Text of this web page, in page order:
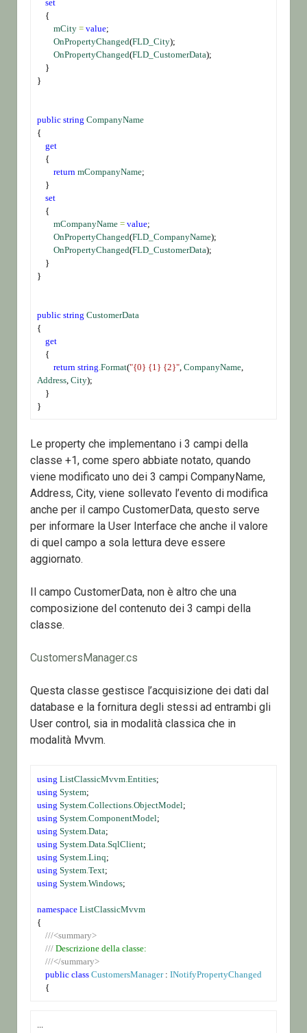
set
    {
mCity = value;
OnPropertyChanged(FLD_City);
OnPropertyChanged(FLD_CustomerData);
    }
}
public string CompanyName
{
get
    {
return mCompanyName;
    }
set
    {
mCompanyName = value;
OnPropertyChanged(FLD_CompanyName);
OnPropertyChanged(FLD_CustomerData);
    }
}
public string CustomerData
{
get
    {
return string .Format("{0} {1} {2}" , CompanyName
Address , City);
    }
}
Le property che implementano i 3 campi della
classe +1, come spero abbiate notato, quando
viene modificato uno dei 3 campi CompanyName,
Address, City, viene sollevato l’evento di modifica
anche per il campo CustomerData, questo serve
per informare la User Interface che anche il valore
di quel campo a sola lettura deve essere
aggiornato.
Il campo CustomerData, non è altro che una
composizione del contenuto dei 3 campi della
classe.
CustomersManager.cs
Questa classe gestisce l’acquisizione dei dati dal
database e la fornitura degli stessi ad entrambi gli
User control, sia in modalità classica che in
modalità Mvvm.
using ListClassicMvvm.Entities;
using System;
using System.Collections.ObjectModel;
using System.ComponentModel;
using System.Data;
using System.Data.SqlClient;
using System.Linq;
using System.Text;
using System.Windows;
namespace ListClassicMvvm
{
///<summary>
/// Descrizione della classe:
///</summary>
public class CustomersManager : INotifyPropertyChanged
    {